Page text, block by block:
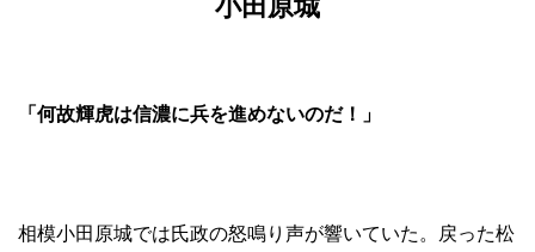
小田原城
「何故輝虎は信濃に兵を進めないのだ！」
相模小田原城では氏政の怒鳴り声が響いていた。戻った松